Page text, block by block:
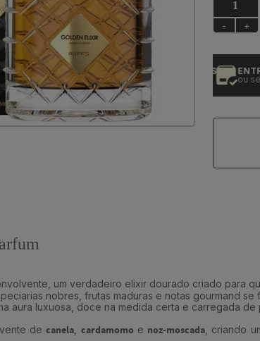
- +
PRODUTOS 100% ORIGINAIS
e com garantia
ou seu
um verdadeiro elixir dourado criado para
nobres, frutas maduras e notas gourmand se
aura luxuosa, doce na medida certa e carregada de
decanela, cardamomo e noz-moscada, criando